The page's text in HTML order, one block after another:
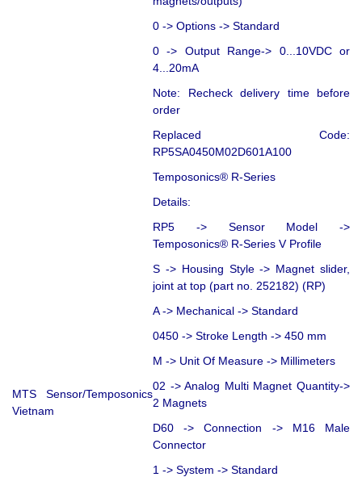
0 -> Options -> Standard
0 -> Output Range-> 0...10VDC or
4...20mA
Note: Recheck delivery time before
order
MTS Sensor/Temposonics
Vietnam
Replaced Code:
RP5SA0450M02D601A100
Temposonics® R-Series
Details:
RP5 -> Sensor Model ->
Temposonics® R-Series V Profile
S -> Housing Style -> Magnet slider,
joint at top (part no. 252182) (RP)
A -> Mechanical -> Standard
0450 -> Stroke Length -> 450 mm
M -> Unit Of Measure -> Millimeters
02 -> Analog Multi Magnet Quantity->
2 Magnets
D60 -> Connection -> M16 Male
Connector
1 -> System -> Standard